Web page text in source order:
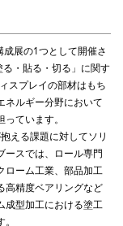
成展の1つとして開催さ
・貼る・切る」に関す
スプレイの部材はもち
ネルギー分野において
ています。
える課題に対してソリ
ースでは、ロール専門
ローム⼯業、部品加⼯
⾼精度ベアリングなど
成型加⼯における塗⼯